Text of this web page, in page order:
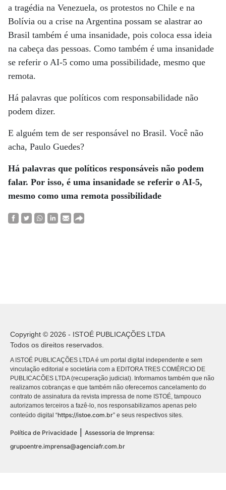
a tragédia na Venezuela, os protestos no Chile e na
Bolívia ou a crise na Argentina possam se alastrar ao
Brasil também é uma insanidade, pois coloca essa ideia
na cabeça das pessoas. Como também é uma insanidade
se referir o AI-5 como uma possibilidade, mesmo que
remota.
Há palavras que políticos com responsabilidade não
podem dizer.
E alguém tem de ser responsável no Brasil. Você não
acha, Paulo Guedes?
Há palavras que políticos responsáveis não podem
falar. Por isso, é uma insanidade se referir o AI-5,
mesmo como uma remota possibilidade
Copyright © 2026 - ISTOÉ PUBLICAÇÕES LTDA
Todos os direitos reservados.
A ISTOÉ PUBLICAÇÕES LTDA é um portal digital independente e sem
vinculação editorial e societária com a EDITORA TRES COMÉRCIO DE
PUBLICACÕES LTDA (recuperação judicial). Informamos também que não
realizamos cobranças e que também não oferecemos cancelamento do
contrato de assinatura da revista impressa de nome ISTOÉ, tampouco
autorizamos terceiros a fazê-lo, nos responsabilizamos apenas pelo
conteúdo digital “https://istoe.com.br” e seus respectivos sites.
Política de Privacidade
Assessoria de Imprensa:
grupoentre.imprensa@agenciafr.com.br